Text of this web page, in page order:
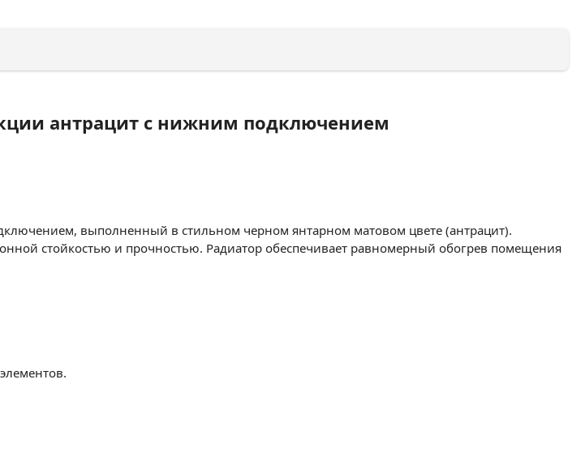
антрацит с нижним подключением
выполненный в стильном черном янтарном матовом цвете (антрацит).
стойкостью и прочностью. Радиатор обеспечивает равномерный обогрев помещения